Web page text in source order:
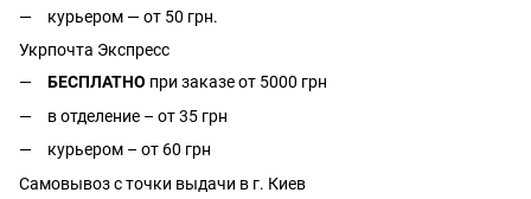
курьером — от 50 грн.
Укрпочта Экспресс
БЕСПЛАТНО при заказе от 5000 грн
в отделение – от 35 грн
курьером – от 60 грн
Самовывоз с точки выдачи в г. Киев